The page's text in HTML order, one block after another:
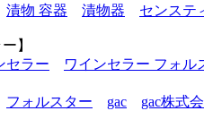
漬物 容器 漬物器 センステ
】
セラー
ワインセラー フォル
フォルスター gac gac株式